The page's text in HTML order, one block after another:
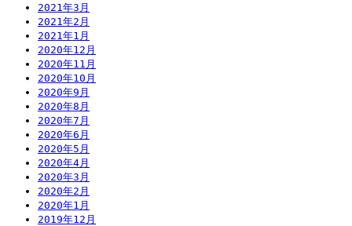
2021年3月
2021年2月
2021年1月
2020年12月
2020年11月
2020年10月
2020年9月
2020年8月
2020年7月
2020年6月
2020年5月
2020年4月
2020年3月
2020年2月
2020年1月
2019年12月